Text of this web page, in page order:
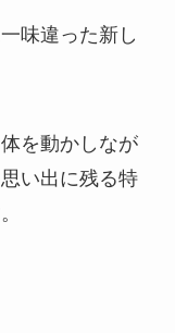
味違った新し
を動かしなが
い出に残る特